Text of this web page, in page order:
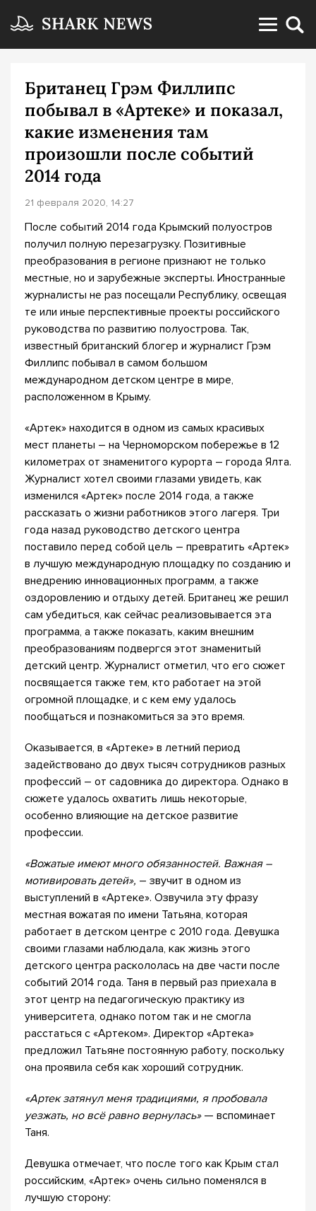
Британец Грэм Филлипс
побывал в «Артеке» и показал,
какие изменения там
произошли после событий
2014 года
21 февраля 2020, 14:27
После событий 2014 года Крымский полуостров
получил полную перезагрузку. Позитивные
преобразования в регионе признают не только
местные, но и зарубежные эксперты. Иностранные
журналисты не раз посещали Республику, освещая
те или иные перспективные проекты российского
руководства по развитию полуострова. Так,
известный британский блогер и журналист Грэм
Филлипс побывал в самом большом
международном детском центре в мире,
расположенном в Крыму.
«Артек» находится в одном из самых красивых
мест планеты – на Черноморском побережье в 12
километрах от знаменитого курорта – города Ялта.
Журналист хотел своими глазами увидеть, как
изменился «Артек» после 2014 года, а также
рассказать о жизни работников этого лагеря. Три
года назад руководство детского центра
поставило перед собой цель – превратить «Артек»
в лучшую международную площадку по созданию и
внедрению инновационных программ, а также
оздоровлению и отдыху детей. Британец же решил
сам убедиться, как сейчас реализовывается эта
программа, а также показать, каким внешним
преобразованиям подвергся этот знаменитый
детский центр. Журналист отметил, что его сюжет
посвящается также тем, кто работает на этой
огромной площадке, и с кем ему удалось
пообщаться и познакомиться за это время.
Оказывается, в «Артеке» в летний период
задействовано до двух тысяч сотрудников разных
профессий – от садовника до директора. Однако в
сюжете удалось охватить лишь некоторые,
особенно влияющие на детское развитие
профессии.
«Вожатые имеют много обязанностей. Важная –
мотивировать детей», – звучит в одном из
выступлений в «Артеке». Озвучила эту фразу
местная вожатая по имени Татьяна, которая
работает в детском центре с 2010 года. Девушка
своими глазами наблюдала, как жизнь этого
детского центра раскололась на две части после
событий 2014 года. Таня в первый раз приехала в
этот центр на педагогическую практику из
университета, однако потом так и не смогла
расстаться с «Артеком». Директор «Артека»
предложил Татьяне постоянную работу, поскольку
она проявила себя как хороший сотрудник.
«Артек затянул меня традициями, я пробовала
уезжать, но всё равно вернулась»— вспоминает
Таня.
Девушка отмечает, что после того как Крым стал
российским, «Артек» очень сильно поменялся в
лучшую сторону: